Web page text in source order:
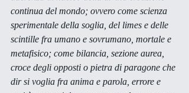
continua del mondo; ovvero come scienza
sperimentale della soglia, del limes e delle
scintille fra umano e sovrumano, mortale e
metafisico; come bilancia, sezione aurea,
croce degli opposti o pietra di paragone che
dir si voglia fra anima e parola, errore e